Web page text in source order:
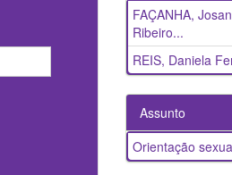
FAÇANHA,
Ribeiro...
REIS, Daniela
Assunto
Orientação